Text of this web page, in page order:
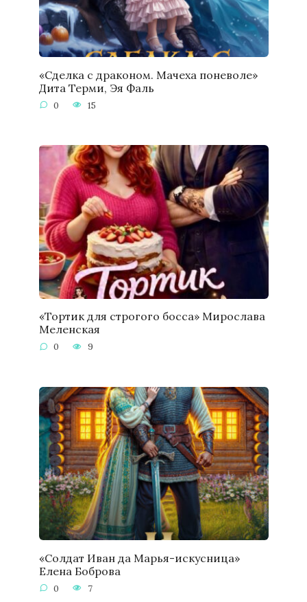
«Сделка с драконом. Мачеха поневоле»
Дита Терми, Эя Фаль
0 15
«Тортик для строгого босса» Мирослава
Меленская
0 9
«Солдат Иван да Марья-искусница»
Елена Боброва
0 7